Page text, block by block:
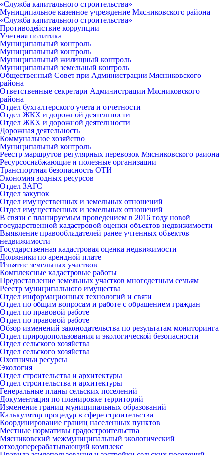
«Служба капитального строительства»
Муниципальное казенное учреждение Мясниковского района
«Служба капитального строительства»
Противодействие коррупции
Учетная политика
Муниципальный контроль
Муниципальный контроль
Муниципальный жилищный контроль
Муниципальный земельный контроль
Общественный Совет при Администрации Мясниковского
района
Ответственные секретари Администрации Мясниковского
района
Отдел бухгалтерского учета и отчетности
Отдел ЖКХ и дорожной деятельности
Отдел ЖКХ и дорожной деятельности
Дорожная деятельность
Коммунальное хозяйство
Муниципальный контроль
Реестр маршрутов регулярных перевозок Мясниковского района
Ресурсоснабжающие и полезные организации
Транспортная безопасность ОТИ
Экономия водных ресурсов
Отдел ЗАГС
Отдел закупок
Отдел имущественных и земельных отношений
Отдел имущественных и земельных отношений
В связи с планируемым проведением в 2016 году новой
государственной кадастровой оценки объектов недвижимости
Выявление правообладателей ранее учтенных объектов
недвижимости
Государственная кадастровая оценка недвижимости
Должники по арендной плате
Изъятие земельных участков
Комплексные кадастровые работы
Предоставление земельных участков многодетным семьям
Реестр муниципального имущества
Отдел информационных технологий и связи
Отдел по общим вопросам и работе с обращением граждан
Отдел по правовой работе
Отдел по правовой работе
Обзор изменений законодательства по результатам мониторинга
Отдел природопользования и экологической безопасности
Отдел сельского хозяйства
Отдел сельского хозяйства
Охотничьи ресурсы
Экология
Отдел строительства и архитектуры
Отдел строительства и архитектуры
Генеральные планы сельских поселений
Документация по планировке территорий
Изменение границ муниципальных образований
Калькулятор процедур в сфере строительства
Координирование границ населенных пунктов
Местные нормативы градостроительства
Мясниковский межмуниципальный экологический
отходоперерабатывающий комплекс